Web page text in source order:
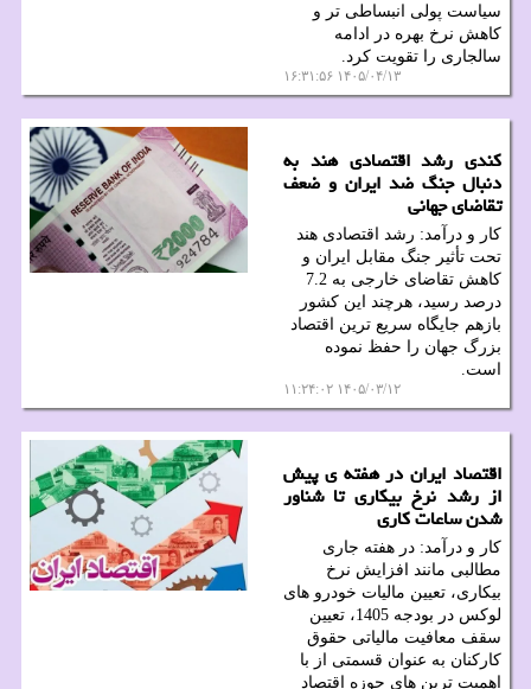
سیاست پولی انبساطی تر و
کاهش نرخ بهره در ادامه
سالجاری را تقویت کرد.
۱۴۰۵/۰۴/۱۳ ۱۶:۳۱:۵۶
کندی رشد اقتصادی هند به
دنبال جنگ ضد ایران و ضعف
تقاضای جهانی
کار و درآمد: رشد اقتصادی هند
تحت تأثیر جنگ مقابل ایران و
کاهش تقاضای خارجی به 7.2
درصد رسید، هرچند این کشور
بازهم جایگاه سریع ترین اقتصاد
بزرگ جهان را حفظ نموده
است.
۱۴۰۵/۰۳/۱۲ ۱۱:۲۴:۰۲
اقتصاد ایران در هفته ی پیش
از رشد نرخ بیکاری تا شناور
شدن ساعات کاری
کار و درآمد: در هفته جاری
مطالبی مانند افزایش نرخ
بیکاری، تعیین مالیات خودرو های
لوکس در بودجه 1405، تعیین
سقف معافیت مالیاتی حقوق
کارکنان به عنوان قسمتی از با
اهمیت ترین های حوزه اقتصاد